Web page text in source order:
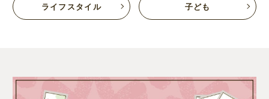
ライフスタイル 子ども